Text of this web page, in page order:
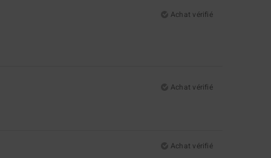
Achat vérifié
Achat vérifié
Achat vérifié